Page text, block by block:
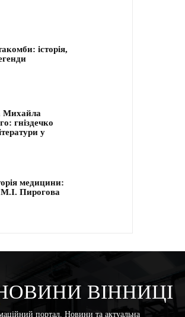
історія,
Михайла
гніздечко
у
медицини:
Пирогова
ВІННИЦІ
портал. Новини та актуальна